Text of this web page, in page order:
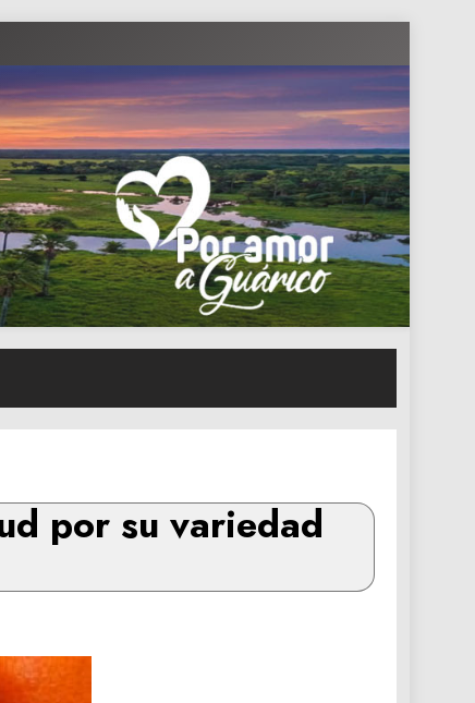
por su variedad